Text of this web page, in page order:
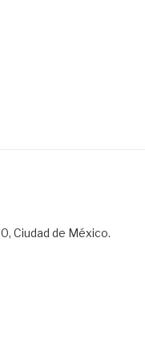
Ciudad de México.